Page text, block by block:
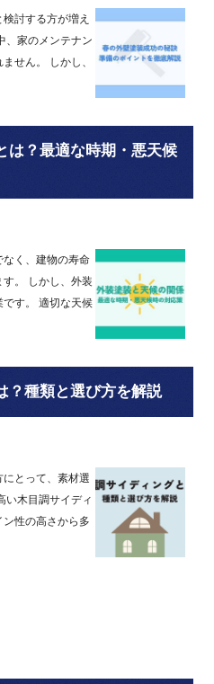
討する方が増え
、家のメンテナン
せん。 しかし、
は？最適な時期・悪天候
く、建物の寿命
。 しかし、外装
す。 適切な天候
？種類と選び方を解説
とって、素材選
い木目調サイディ
性の高さから多